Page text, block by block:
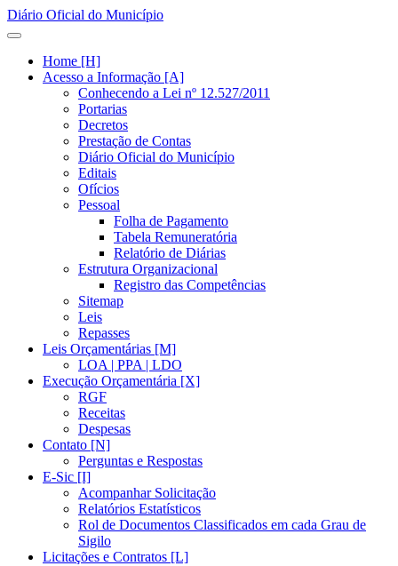
Diário Oficial do Município
Home [H]
Acesso a Informação [A]
Conhecendo a Lei nº 12.527/2011
Portarias
Decretos
Prestação de Contas
Diário Oficial do Município
Editais
Ofícios
Pessoal
Folha de Pagamento
Tabela Remuneratória
Relatório de Diárias
Estrutura Organizacional
Registro das Competências
Sitemap
Leis
Repasses
Leis Orçamentárias [M]
LOA | PPA | LDO
Execução Orçamentária [X]
RGF
Receitas
Despesas
Contato [N]
Perguntas e Respostas
E-Sic [I]
Acompanhar Solicitação
Relatórios Estatísticos
Rol de Documentos Classificados em cada Grau de
Sigilo
Licitações e Contratos [L]